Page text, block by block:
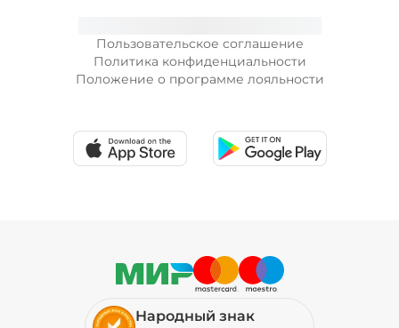
+ Морковь по-корейски (10 г)/
+ Огурцы маринованные (10 г)/10
+ Огурцы свежие (10 г) /10
Пользовательское соглашение
Политика конфиденциальности
Положение о программе лояльности
Народный знак